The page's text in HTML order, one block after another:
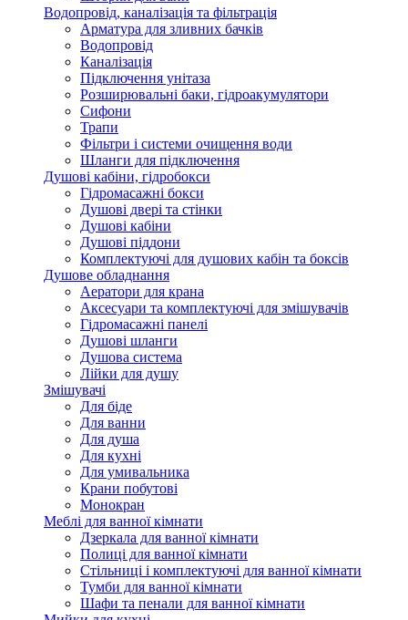
Водопровід, каналізація та фільтрація
Арматура для зливних бачків
Водопровід
Каналізація
Підключення унітаза
Розширювальні баки, гідроакумулятори
Сифони
Трапи
Фільтри і системи очищення води
Шланги для підключення
Душові кабіни, гідробокси
Гідромасажні бокси
Душові двері та стінки
Душові кабіни
Душові піддони
Комплектуючі для душових кабін та боксів
Душове обладнання
Аератори для крана
Аксесуари та комплектуючі для змішувачів
Гідромасажні панелі
Душові шланги
Душова система
Лійки для душу
Змішувачі
Для біде
Для ванни
Для душа
Для кухні
Для умивальника
Крани побутові
Монокран
Меблі для ванної кімнати
Дзеркала для ванної кімнати
Полиці для ванної кімнати
Стільниці і комплектуючі для ванної кімнати
Тумби для ванної кімнати
Шафи та пенали для ванної кімнати